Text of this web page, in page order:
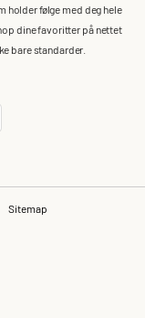
holder følge med deg hele
dine favoritter på nettet
bare standarder.
Sitemap